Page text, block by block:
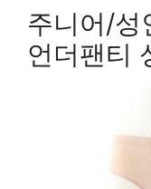
주니어/성
언더팬티